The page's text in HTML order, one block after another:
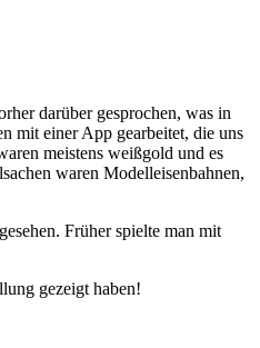
darüber gesprochen, was in
mit einer App gearbeitet, die uns
meistens weißgold und es
waren Modelleisenbahnen,
Früher spielte man mit
gezeigt haben!